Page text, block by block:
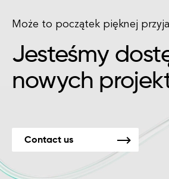
Może to początek pięknej
Jesteśmy
nowych
Contact us